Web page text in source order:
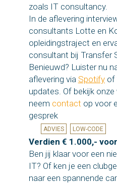
zoals IT consultancy.
In de aflevering
consultants Lotte en
opleidingstraject en
consultant bij Transfer
Benieuwd? Luister nu
aflevering via Spotify of
updates. Of bekijk
neem contact op voor
gesprek
ADVIES LOW-CODE
Verdien € 1.000,-
Ben jij klaar voor een
IT? Of ken je een
naar een spannende